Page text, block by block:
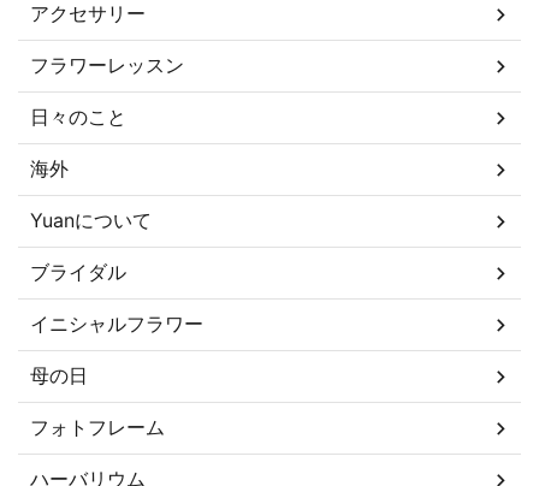
アクセサリー
フラワーレッスン
日々のこと
海外
Yuanについて
ブライダル
イニシャルフラワー
母の日
フォトフレーム
ハーバリウム